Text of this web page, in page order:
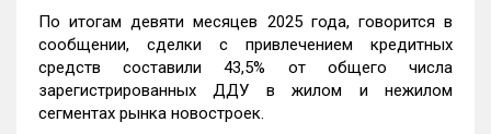
По итогам девяти месяцев 2025 года, говорится в
сообщении, сделки с привлечением кредитных
средств составили 43,5% от общего числа
зарегистрированных ДДУ в жилом и нежилом
сегментах рынка новостроек.